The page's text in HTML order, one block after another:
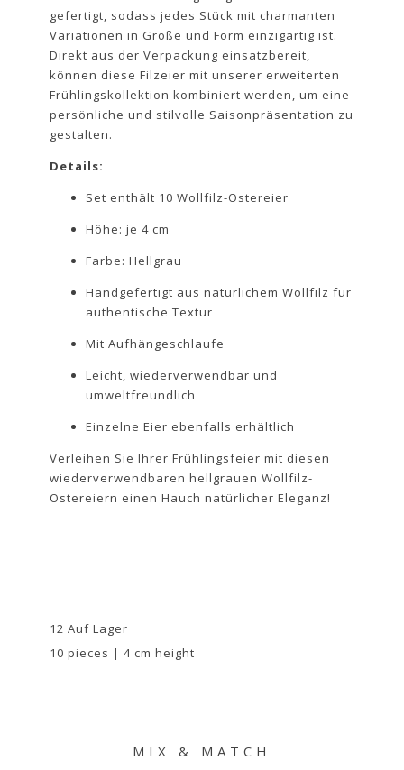
gefertigt, sodass jedes Stück mit charmanten
Variationen in Größe und Form einzigartig ist.
Direkt aus der Verpackung einsatzbereit,
können diese Filzeier mit unserer erweiterten
Frühlingskollektion kombiniert werden, um eine
persönliche und stilvolle Saisonpräsentation zu
gestalten.
Details:
Set enthält 10 Wollfilz-Ostereier
Höhe: je 4 cm
Farbe: Hellgrau
Handgefertigt aus natürlichem Wollfilz für
authentische Textur
Mit Aufhängeschlaufe
Leicht, wiederverwendbar und
umweltfreundlich
Einzelne Eier ebenfalls erhältlich
Verleihen Sie Ihrer Frühlingsfeier mit diesen
wiederverwendbaren hellgrauen Wollfilz-
Ostereiern einen Hauch natürlicher Eleganz!
12 Auf Lager
10 pieces | 4 cm height
MIX & MATCH